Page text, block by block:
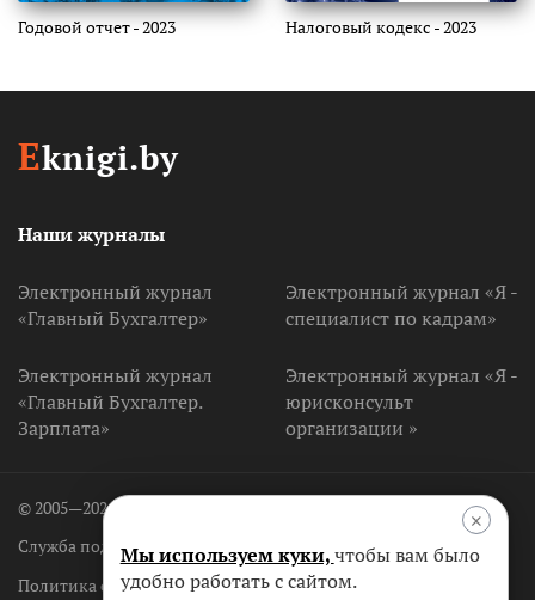
Годовой отчет - 2023 Налоговый кодекс - 2023
Eknigi.by
Наши журналы
Электронный журнал
«Главный Бухгалтер»
Электронный журнал
«Главный Бухгалтер.
Зарплата»
Электронный журнал «Я -
специалист по кадрам»
Электронный журнал «Я -
юрисконсульт
организации »
© 2005—2026 ООО «Агентство Владимира Гревцова»
Служба поддержки
Политика обработки персональных данных
×
Мы используем куки,чтобы вам было
удобно работать с сайтом.